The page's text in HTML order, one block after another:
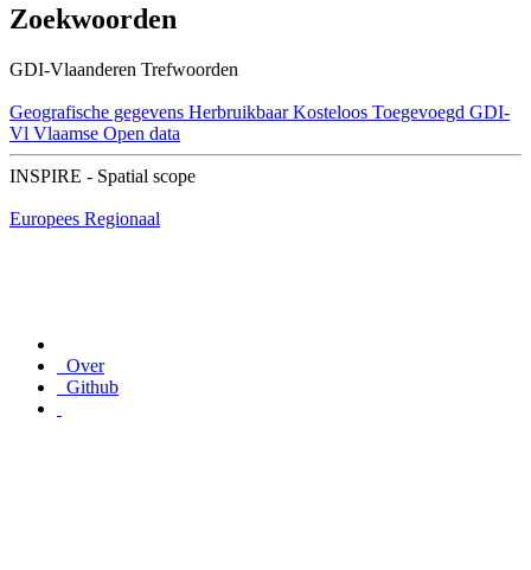
Zoekwoorden
GDI-Vlaanderen Trefwoorden
Geografische gegevens Herbruikbaar Kosteloos Toegevoegd GDI-
Vl Vlaamse Open data
INSPIRE - Spatial scope
Europees Regionaal
Over
Github